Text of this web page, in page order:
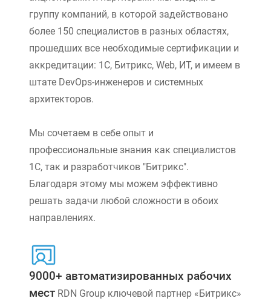
группу компаний, в которой задействовано
более 150 специалистов в разных областях,
прошедших все необходимые сертификации и
аккредитации: 1С, Битрикс, Web, ИТ, и имеем в
штате DevOps-инженеров и системных
архитекторов.
Мы сочетаем в себе опыт и
профессиональные знания как специалистов
1С, так и разработчиков "Битрикс".
Благодаря этому мы можем эффективно
решать задачи любой сложности в обоих
направлениях.
9000+ автоматизированных рабочих
мест RDN Group ключевой партнер «Битрикс»